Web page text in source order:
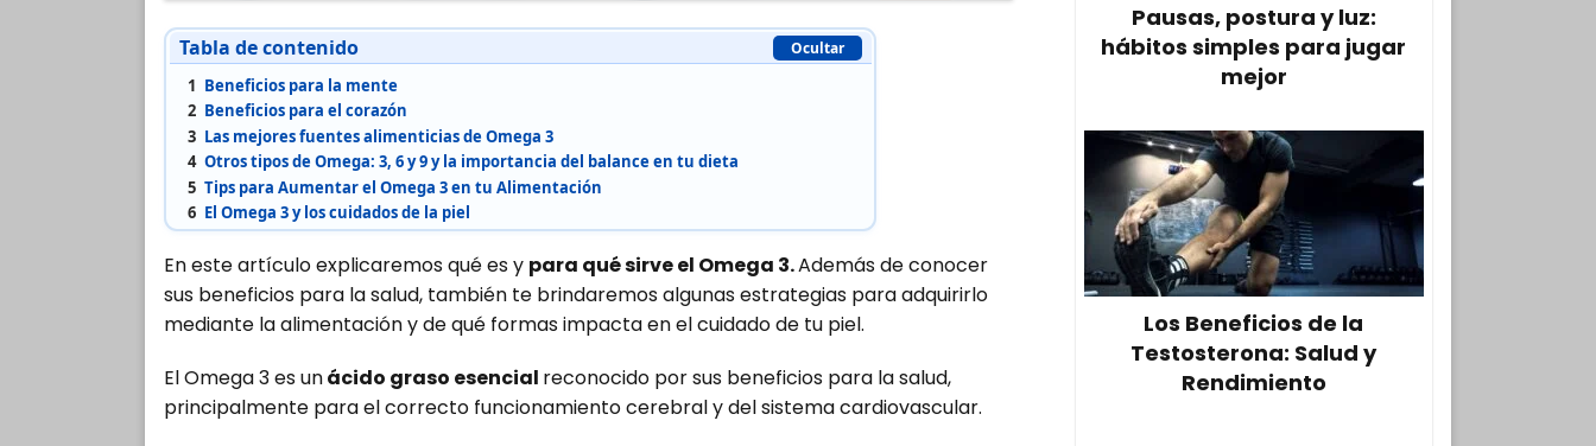
Tabla de contenido Ocultar
1 Beneficios para la mente
2 Beneficios para el corazón
3 Las mejores fuentes alimenticias de Omega 3
4 Otros tipos de Omega: 3, 6 y 9 y la importancia del balance en tu dieta
5 Tips para Aumentar el Omega 3 en tu Alimentación
6 El Omega 3 y los cuidados de la piel
En este artículo explicaremos qué es y para qué sirve el Omega 3.Además de conocer
sus beneficios para la salud, también te brindaremos algunas estrategias para adquirirlo
mediante la alimentación y de qué formas impacta en el cuidado de tu piel.
El Omega 3 es unácido graso esencial reconocido por sus beneficios para la salud,
principalmente para el correcto funcionamiento cerebral y del sistema cardiovascular.
Pausas, postura y luz:
hábitos simples para jugar
mejor
Los Beneficios de la
Testosterona: Salud y
Rendimiento